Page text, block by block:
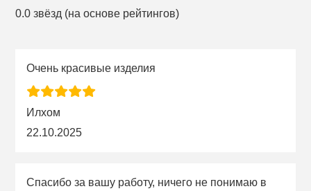
0.0 звёзд (на основе рейтингов)
Очень красивые изделия
Илхом
22.10.2025
Спасибо за вашу работу, ничего не понимаю в